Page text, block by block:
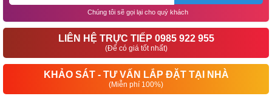
Chúng tôi sẽ gọi lại cho quý khách
LIÊN HỆ TRỰC TIẾP 0985 922 955
(Để có giá tốt nhất)
KHẢO SÁT - TƯ VẤN LẮP ĐẶT TẠI NHÀ
(Miễn phí 100%)